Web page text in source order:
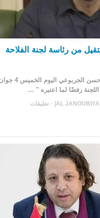
من رئاسة لجنة الفلاحة
أعلن رئيس لجنة الفلاحة حسن الجربوعي اليوم
AL
|